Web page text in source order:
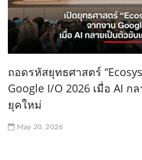
ถอดรหัสยุทธศาสตร์
Google I/O 2026 เมื่อ AI ก
ยุคใหม่
May 20, 2026